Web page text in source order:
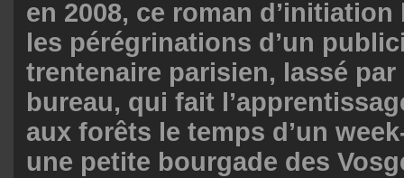
en 2008, ce roman
les pérégrinations d’un
trentenaire parisien, lassé par
bureau, qui fait
aux forêts le temps d’un
une petite bourgade des